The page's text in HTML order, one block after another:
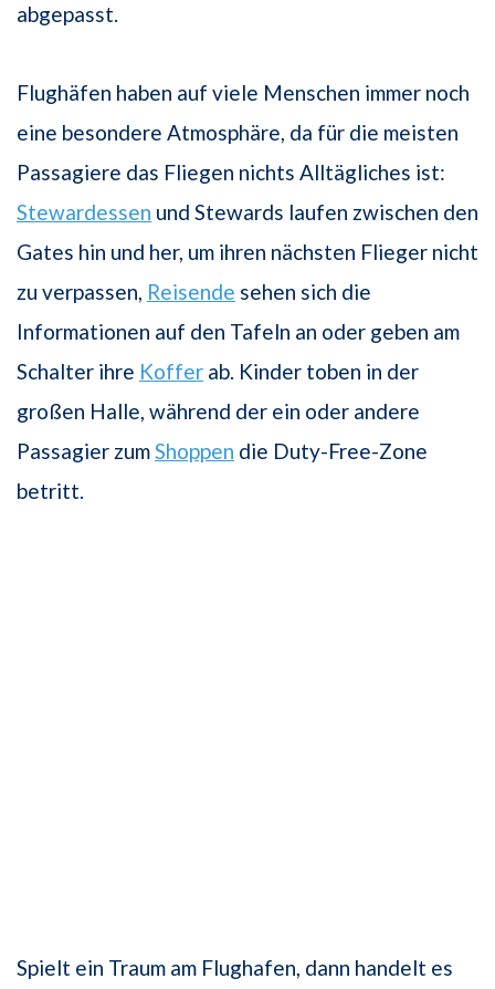
abgepasst.
Flughäfen haben auf viele Menschen immer noch
eine besondere Atmosphäre, da für die meisten
Passagiere das Fliegen nichts Alltägliches ist:
Stewardessen und Stewards laufen zwischen den
Gates hin und her, um ihren nächsten Flieger nicht
zu verpassen, Reisende sehen sich die
Informationen auf den Tafeln an oder geben am
Schalter ihre Koffer ab. Kinder toben in der
großen Halle, während der ein oder andere
Passagier zumShoppen die Duty-Free-Zone
betritt.
Spielt ein Traum am Flughafen, dann handelt es